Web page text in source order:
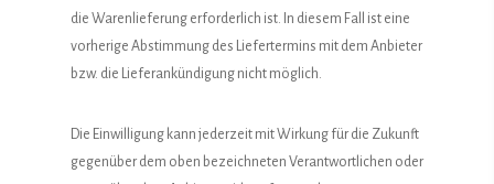
die Warenlieferung erforderlich ist. In diesem Fall ist eine
vorherige Abstimmung des Liefertermins mit dem Anbieter
bzw. die Lieferankündigung nicht möglich.
Die Einwilligung kann jederzeit mit Wirkung für die Zukunft
gegenüber dem oben bezeichneten Verantwortlichen oder